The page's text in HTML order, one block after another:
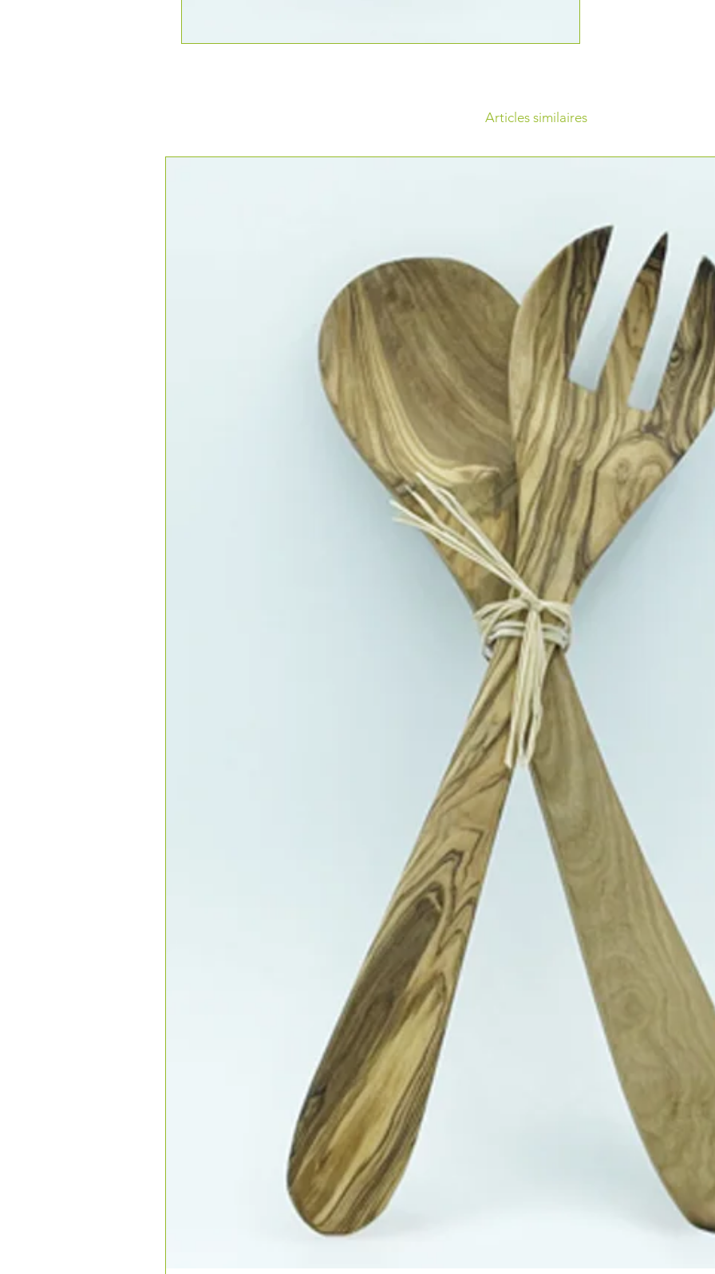
Articles similaires